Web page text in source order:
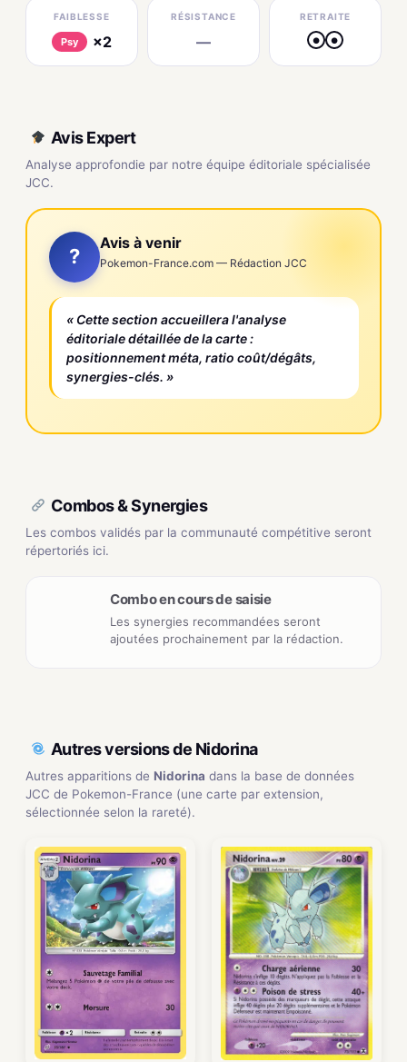
FAIBLESSE
Psy ×2
RÉSISTANCE
—
RETRAITE
● ●
Avis Expert
Analyse approfondie par notre équipe éditoriale spécialisée
JCC.
?
Avis à venir
Pokemon-France.com — Rédaction JCC
« Cette section accueillera l'analyse
éditoriale détaillée de la carte :
positionnement méta, ratio coût/dégâts,
synergies-clés. »
Combos & Synergies
Les combos validés par la communauté compétitive seront
répertoriés ici.
Combo en cours de saisie
Les synergies recommandées seront
ajoutées prochainement par la rédaction.
Autres versions de Nidorina
Autres apparitions de Nidorina dans la base de données
JCC de Pokemon-France (une carte par extension,
sélectionnée selon la rareté).